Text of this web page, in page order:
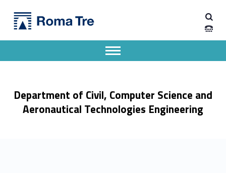
prova - Dipartimento di Ingegneria Civile, Informatica e delle Tecnologie Aeronautiche
Department of Civil, Computer Science and
Aeronautical Technologies Engineering
Apri il menu secondario
Header info sidebar